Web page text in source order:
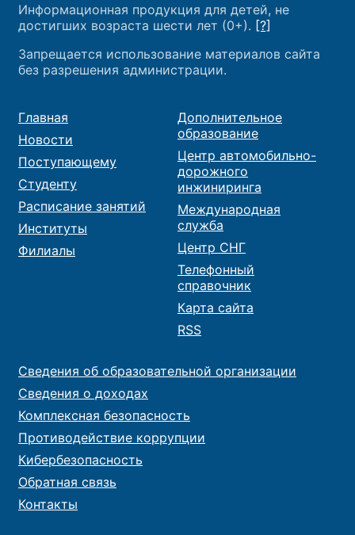
Информационная продукция для детей, не
достигших возраста шести лет (0+). [?]
Запрещается использование материалов сайта
без разрешения администрации.
Главная
Новости
Поступающему
Студенту
Расписание занятий
Институты
Филиалы
Дополнительное
образование
Центр автомобильно-
дорожного
инжиниринга
Международная
служба
Центр СНГ
Телефонный
справочник
Карта сайта
RSS
Сведения об образовательной организации
Сведения о доходах
Комплексная безопасность
Противодействие коррупции
Кибербезопасность
Обратная связь
Контакты